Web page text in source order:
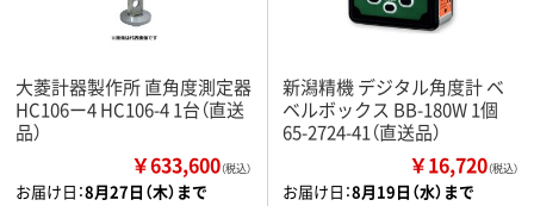
大菱計器製作所 直角度測定器
HC106ー4 HC106-4 1台（直送
品）
￥633,600（税込）
お届け日：8月27日（木）まで
新潟精機 デジタル角度計 ベ
ベルボックス BB-180W 1個
65-2724-41（直送品）
￥16,720（税込）
お届け日：8月19日（水）まで